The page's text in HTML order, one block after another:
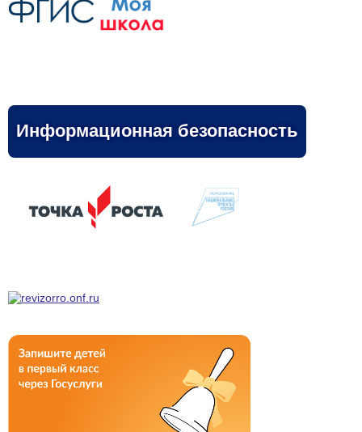
Информационная безопасность